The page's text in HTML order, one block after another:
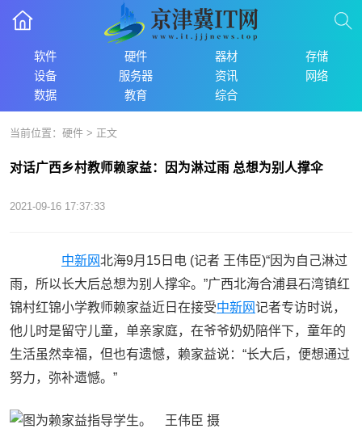
软件 硬件 器材
存储
设备
服务器 资讯
网络
数据
教育 综合
当前位置： 硬件 > 正文
对话广西乡村教师赖家益：因为淋过雨 总想为别人撑伞
2021-09-16 17:37:33
中新网北海9月15日电 (记者 王伟臣)“因为自己淋过
雨，所以长大后总想为别人撑伞。”广西北海合浦县石湾镇红
锦村红锦小学教师赖家益近日在接受中新网记者专访时说，
他儿时是留守儿童，单亲家庭，在爷爷奶奶陪伴下，童年的
生活虽然幸福，但也有遗憾，赖家益说：“长大后，便想通过
努力，弥补遗憾。”